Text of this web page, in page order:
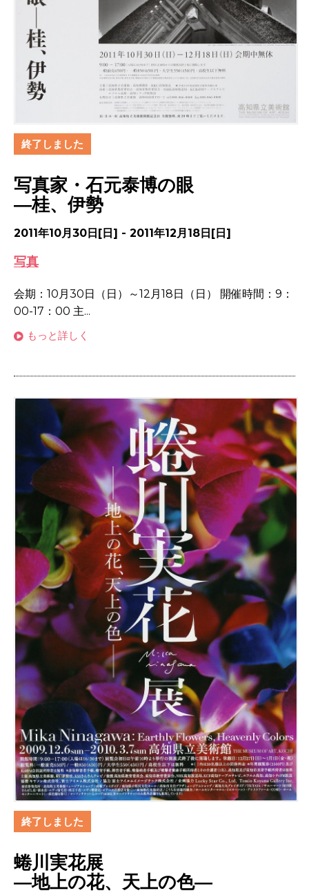
終了しました
写真家・石元泰博の眼
―桂、伊勢
2011年10月30日[日] - 2011年12月18日[日]
写真
会期：10月30日（日）～12月18日（日） 開催時間：9：
00-17：00 主...
もっと詳しく
終了しました
蜷川実花展
―地上の花、天上の色―